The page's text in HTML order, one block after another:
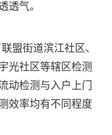
透气。
盟街道滨江社区、
光社区等辖区检测
动检测与入户上门
效率均有不同程度